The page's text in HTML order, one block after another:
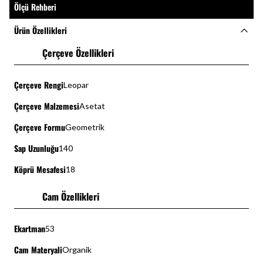
Ölçü Rehberi
Ürün Özellikleri
Çerçeve Özellikleri
Çerçeve RengiLeopar
Çerçeve MalzemesiAsetat
Çerçeve FormuGeometrik
Sap Uzunluğu140
Köprü Mesafesi18
Cam Özellikleri
Ekartman53
Cam MateryaliOrganik